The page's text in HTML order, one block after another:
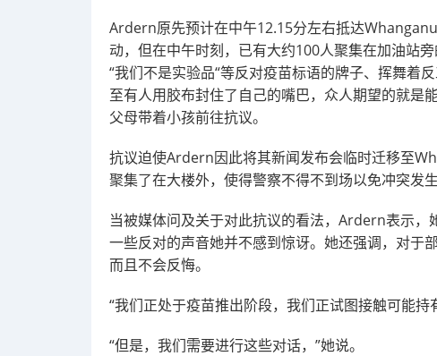
Ardern原先预计在中午12.15分左右抵达
动，但在中午时刻，已有大约100人聚集在加油站旁
“我们不是实验品“等反对疫苗标语的牌子、挥舞着
至有人用胶布封住了自己的嘴巴，众人期望的就是
父母带着小孩前往抗议。
抗议迫使Ardern因此将其新闻发布会临时迁移至
聚集了在大楼外，使得警察不得不到场以免冲突发生
当被媒体问及关于对此抗议的看法，Ardern表示
一些反对的声音她并不感到惊讶。她还强调，对于
而且不会反悔。
“我们正处于疫苗推出阶段，我们正试图接触可能持
“但是，我们需要进行这些对话，”她说。